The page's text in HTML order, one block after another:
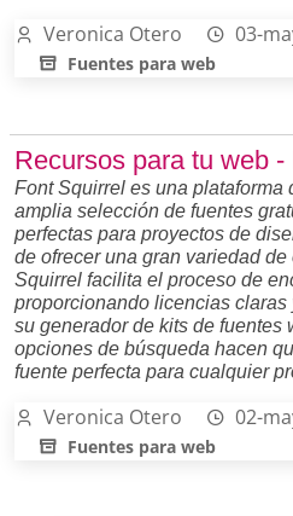
Veronica Otero 03-
Fuentes para web
Recursos para tu web -
Font Squirrel es una plataforma
amplia selección de fuentes
perfectas para proyectos de
de ofrecer una gran variedad
Squirrel facilita el proceso de
proporcionando licencias
su generador de kits de fuentes
opciones de búsqueda hacen
fuente perfecta para cualquier
Veronica Otero 02-
Fuentes para web